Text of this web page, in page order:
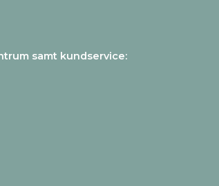
samt kundservice: